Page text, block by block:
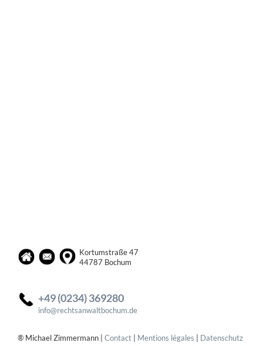
Kortumstraße 47
44787 Bochum
+49 (0234) 369280
info@rechtsanwaltbochum.de
® Michael Zimmermann | Contact Mentions légales Datenschutz